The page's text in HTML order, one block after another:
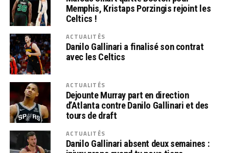
Memphis, Kristaps Porzingis rejoint les
Celtics !
ACTUALITÉS
Danilo Gallinari a finalisé son contrat
avec les Celtics
ACTUALITÉS
Dejounte Murray part en direction
d’Atlanta contre Danilo Gallinari et des
tours de draft
ACTUALITÉS
Danilo Gallinari absent deux semaines :